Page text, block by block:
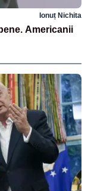
Ionuț Nichita
Americanii